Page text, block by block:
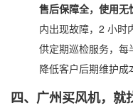
售后保障全，使用无
内出现故障，2 小时
供定期巡检服务，每
降低客户后期维护成
四、广州买风机，就